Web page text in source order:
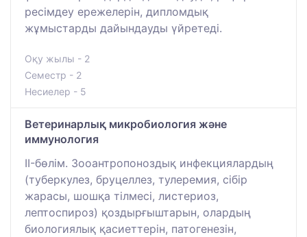
ресімдеу ережелерін, дипломдық
жұмыстарды дайындауды үйретеді.
Оқу жылы - 2
Семестр - 2
Несиелер - 5
Ветеринарлық микробиология және
иммунология
II-бөлім. Зооантропоноздық инфекциялардың
(туберкулез, бруцеллез, тулеремия, сібір
жарасы, шошқа тілмесі, листериоз,
лептоспироз) қоздырғыштарын, олардың
биологиялық қасиеттерін, патогенезін,